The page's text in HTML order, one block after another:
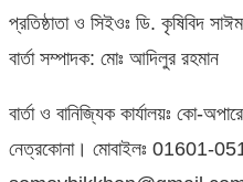
প্রতিষ্ঠাতা ও সিইওঃ ডি. কৃষিবিদ
বার্তা সম্পাদক: মোঃ আদিলুর রহমান
বার্তা ও বানিজ্যিক কার্যালয়ঃ কো-
নেত্রকোনা। মোবাইলঃ 01601-